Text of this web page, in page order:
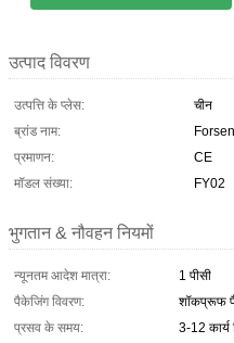
उत्पाद विवरण
उत्पत्ति के प्लेस:
चीन
ब्रांड नाम:
प्रमाणन:
CE
मॉडल संख्या:
FY02
भुगतान & नौवहन नियमों
न्यूनतम आदेश मात्रा:
1 पीसी
पैकेजिंग विवरण:
शॉकप्रूफ
प्रसव के समय:
3-12 कार्य